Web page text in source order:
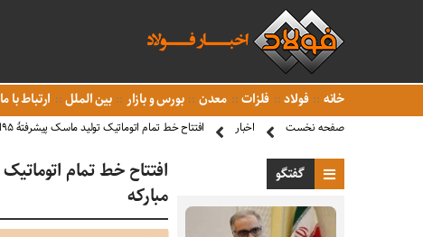
خانه فولاد فلزات معدن بورس و بازار بین الملل ارتباط با ما
صفحه نخست اخبار افتتاح خط تمام اتوماتیک تولید ماسک پیشرفتۀ N۹۵ با سرمایه‌گذاری فولاد مبارکه
گفتگو
مبارکه